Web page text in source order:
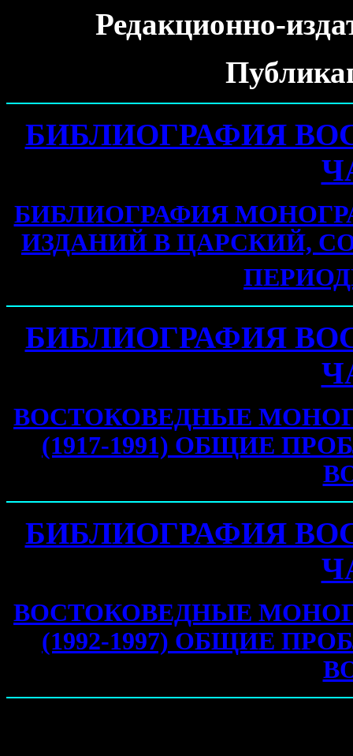
Редакционно-
БИБЛИОГРАФИЯ
БИБЛИОГРАФИЯ
ИЗДАНИЙ В ЦАРСКИЙ,
БИБЛИОГРАФИЯ
ВОСТОКОВЕДНЫЕ
(1917-1991) ОБЩИЕ
БИБЛИОГРАФИЯ
ВОСТОКОВЕДНЫЕ
(1992-1997) ОБЩИЕ